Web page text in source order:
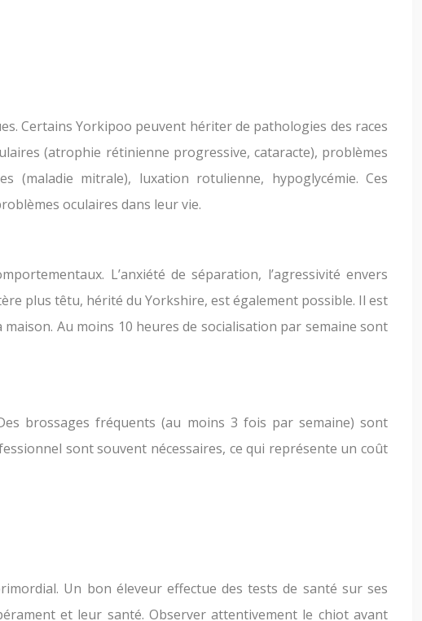
Certains Yorkipoo peuvent hériter de pathologies des races
(atrophie rétinienne progressive, cataracte), problèmes
(maladie mitrale), luxation rotulienne, hypoglycémie. Ces
oculaires dans leur vie.
L’anxiété de séparation, l’agressivité envers
plus têtu, hérité du Yorkshire, est également possible. Il est
Au moins 10 heures de socialisation par semaine sont
brossages fréquents (au moins 3 fois par semaine) sont
sont souvent nécessaires, ce qui représente un coût
Un bon éleveur effectue des tests de santé sur ses
et leur santé. Observer attentivement le chiot avant